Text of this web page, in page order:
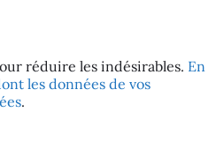
réduire les indésirables. En
les données de vos
.